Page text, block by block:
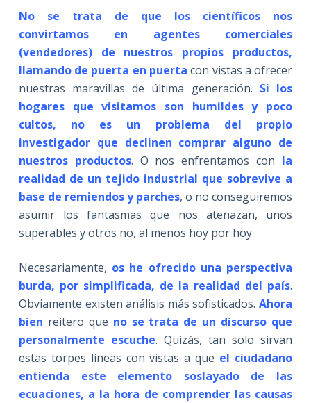
No se trata de que los científicos nos
convirtamos en agentes comerciales
(vendedores) de nuestros propios productos,
llamando de puerta en puerta con vistas a ofrecer
nuestras maravillas de última generación. Si los
hogares que visitamos son humildes y poco
cultos, no es un problema del propio
investigador que declinen comprar alguno de
nuestros productos. O nos enfrentamos con la
realidad de un tejido industrial que sobrevive a
base de remiendos y parches, o no conseguiremos
asumir los fantasmas que nos atenazan, unos
superables y otros no, al menos hoy por hoy.
Necesariamente, os he ofrecido una perspectiva
burda, por simplificada, de la realidad del país.
Obviamente existen análisis más sofisticados.Ahora
bien reitero que no se trata de un discurso que
personalmente escuche. Quizás, tan solo sirvan
estas torpes líneas con vistas a que el ciudadano
entienda este elemento soslayado de las
ecuaciones, a la hora de comprender las causas